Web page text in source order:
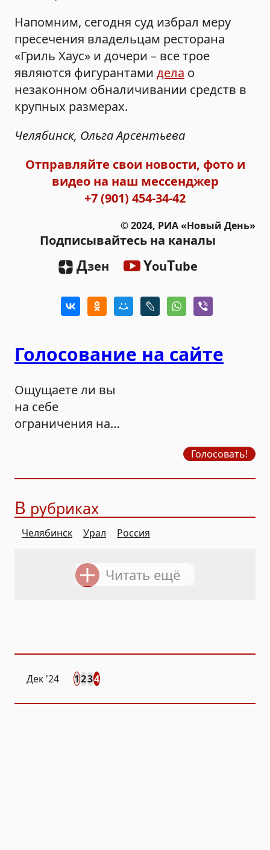
Напомним, сегодня суд избрал меру
пресечения владельцам ресторана
«Гриль Хаус» и дочери – все трое
являются фигурантами дела о
незаконном обналичивании средств в
крупных размерах.
Челябинск, Ольга Арсентьева
Отправляйте свои новости, фото и
видео на наш мессенджер
+7 (901) 454-34-42
© 2024, РИА «Новый День»
Подписывайтесь на каналы
Дзен YouTube
Голосование на сайте
Ощущаете ли вы
на себе
ограничения на
Голосовать!
В рубриках
Челябинск Урал Россия
Читать ещё
Дек '24 1234